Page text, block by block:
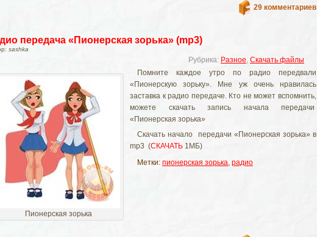
29 комментариев
передача «Пионерская зорька» (mp3)
sashka
Рубрика: Разное, Скачать файлы
Пионерская зорька
Помните каждое утро по радио передвали
«Пионерскую зорьку». Мне уж очень нравилась
заставка к радио передаче. Кто не может вспомнить,
можете скачать запись начала передачи
«Пионерская зорька»
Скачать начало передачи «Пионерская зорька» в
mp3 (СКАЧАТЬ 1МБ)
Метки: пионерская зорька, радио